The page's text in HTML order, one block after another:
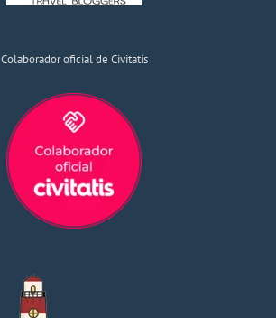
Colaborador oficial de Civitatis